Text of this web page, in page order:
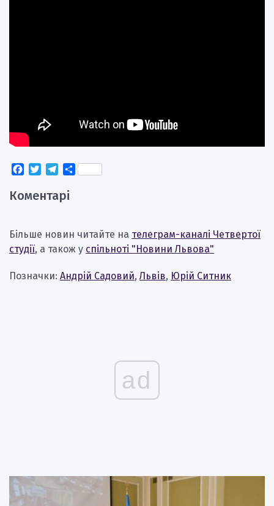
Facebook
TwitterTelegram
Поділитися
Коментарі
Більше новин читайте на телеграм-каналі Четвертої
студії, а також у спільноті "Новини Львова"
Позначки: Андрій Садовий, Львів, Юрій Ситник
ad